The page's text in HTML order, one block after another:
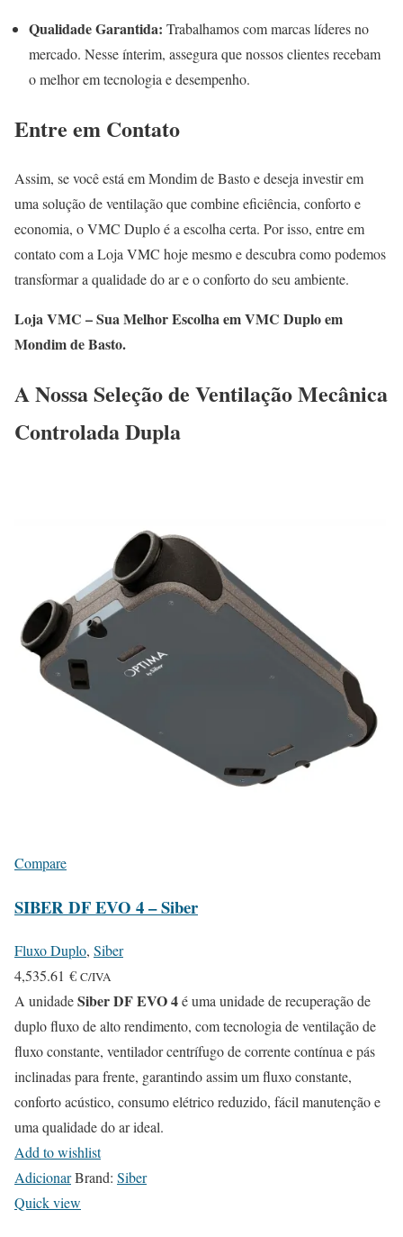
Qualidade Garantida: Trabalhamos com marcas líderes no
mercado. Nesse ínterim, assegura que nossos clientes recebam
o melhor em tecnologia e desempenho.
Entre em Contato
Assim, se você está em Mondim de Basto e deseja investir em
uma solução de ventilação que combine eficiência, conforto e
economia, o VMC Duplo é a escolha certa. Por isso, entre em
contato com a Loja VMC hoje mesmo e descubra como podemos
transformar a qualidade do ar e o conforto do seu ambiente.
Loja VMC – Sua Melhor Escolha em VMC Duplo em
Mondim de Basto.
A Nossa Seleção de Ventilação Mecânica
Controlada Dupla
Compare
SIBER DF EVO 4 – Siber
Fluxo Duplo, Siber
4,535.61 € C/IVA
A unidadeSiber DF EVO 4é uma unidade de recuperação de
duplo fluxo de alto rendimento, com tecnologia de ventilação de
fluxo constante, ventilador centrífugo de corrente contínua e pás
inclinadas para frente, garantindo assim um fluxo constante,
conforto acústico, consumo elétrico reduzido, fácil manutenção e
uma qualidade do ar ideal.
Add to wishlist
AdicionarBrand: Siber
Quick view